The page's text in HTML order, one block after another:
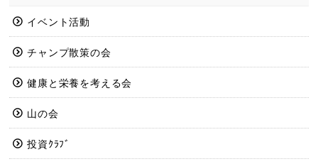
イベント活動
チャンプ散策の会
健康と栄養を考える会
山の会
投資ｸﾗﾌﾞ